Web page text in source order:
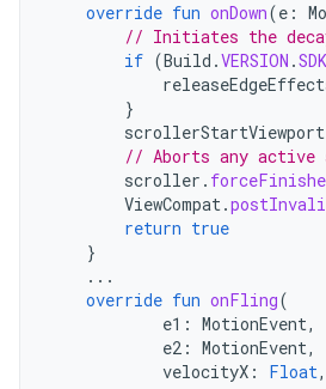
override fun onDown(e :
// Initiates the
if (Build .VERSION .
}
scrollerStartViewport
// Aborts any active
scroller .
ViewCompat.
return true
}
...
override fun onFling(
e1 : MotionEvent,
e2 : MotionEvent,
velocityX : Float,